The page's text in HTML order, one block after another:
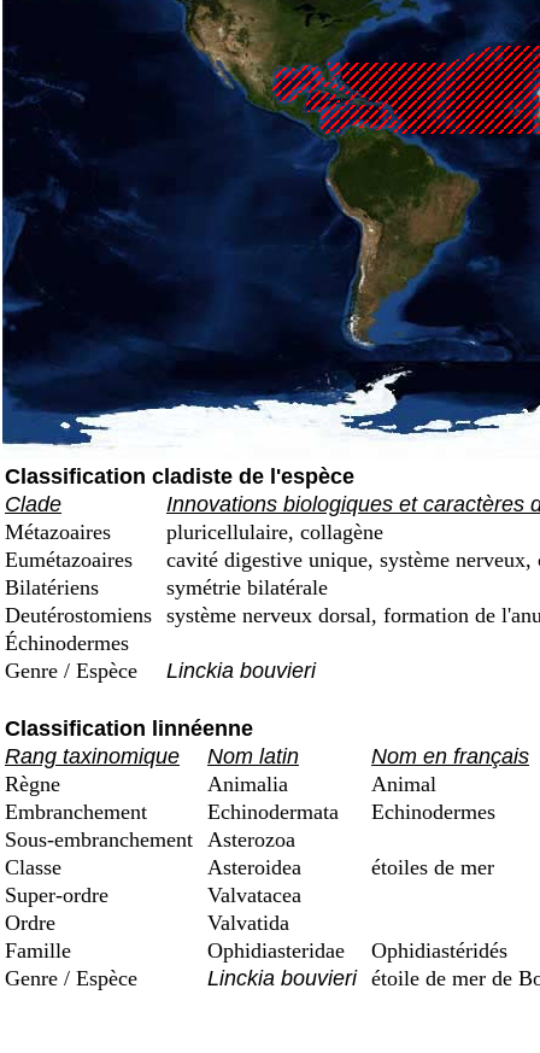
Classification cladiste de l'espèce
Clade
Innovations biologiques et caractères
Métazoaires
pluricellulaire, collagène
Eumétazoaires
cavité digestive unique, système nerveux,
Bilatériens
symétrie bilatérale
Deutérostomiens système nerveux dorsal, formation de
Échinodermes
Genre / Espèce
Linckia bouvieri
Classification linnéenne
Rang taxinomique
Nom latin
Nom en français
Règne
Animalia
Animal
Embranchement
Echinodermata
Echinodermes
Sous-embranchement Asterozoa
Classe
Asteroidea
étoiles de mer
Super-ordre
Valvatacea
Ordre
Valvatida
Famille
Ophidiasteridae
Ophidiastéridés
Genre / Espèce
Linckia bouvieri étoile de mer de